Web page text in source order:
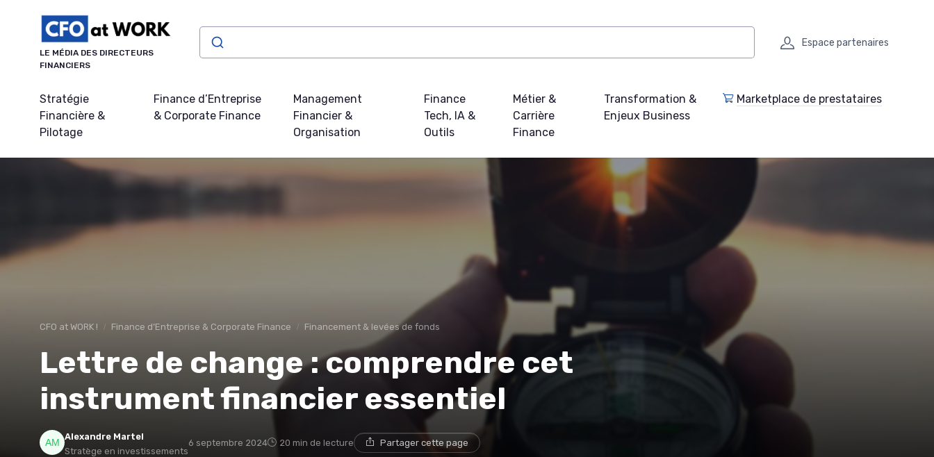
LE MÉDIA DES DIRECTEURS
FINANCIERS
Espace partenaires
Stratégie
Financière &
Pilotage
Finance d’Entreprise
& Corporate Finance
Management
Financier &
Organisation
Finance
Tech, IA &
Outils
Métier &
Carrière
Finance
Transformation &
Enjeux Business
Marketplace de prestataires
CFO at WORK ! Finance d’Entreprise & Corporate Finance Financement & levées de fonds
Lettre de change : comprendre cet
instrument financier essentiel
Alexandre Martel
Stratège en investissements
6 septembre 2024 20 min de lecture Partager cette page